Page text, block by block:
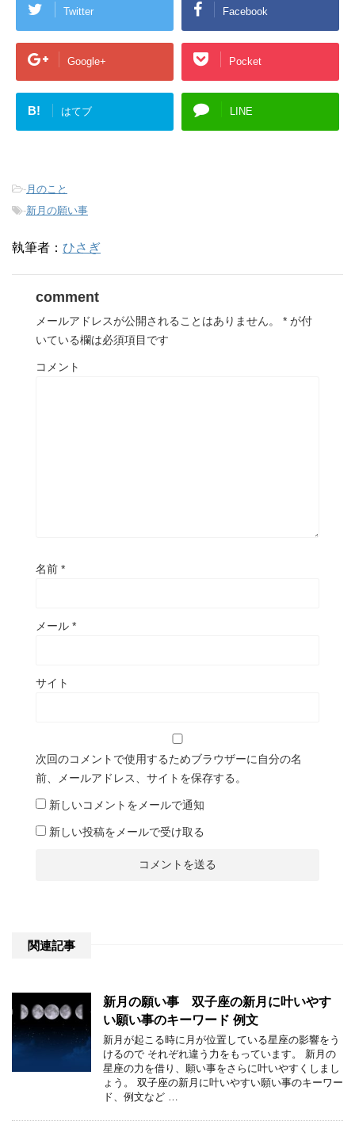
Twitter Facebook
Google+ Pocket
B! はてブ LINE
- 月のこと
-新月の願い事
執筆者： ひさぎ
comment
メールアドレスが公開されることはありません。 * が付
いている欄は必須項目です
コメント
名前 *
メール *
サイト
次回のコメントで使用するためブラウザーに自分の名
前、メールアドレス、サイトを保存する。
新しいコメントをメールで通知
新しい投稿をメールで受け取る
関連記事
新月の願い事 双子座の新月に叶いやす
い願い事のキーワード 例文
新月が起こる時に月が位置している星座の影響をう
けるので それぞれ違う力をもっています。 新月の
星座の力を借り、願い事をさらに叶いやすくしまし
ょう。 双子座の新月に叶いやすい願い事のキーワー
ド、例文など …